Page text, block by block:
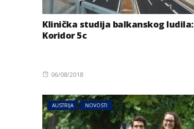
Klinička studija balkanskog ludila:
Koridor 5c
Posted
06/08/2018
AUSTRIJA NOVOSTI